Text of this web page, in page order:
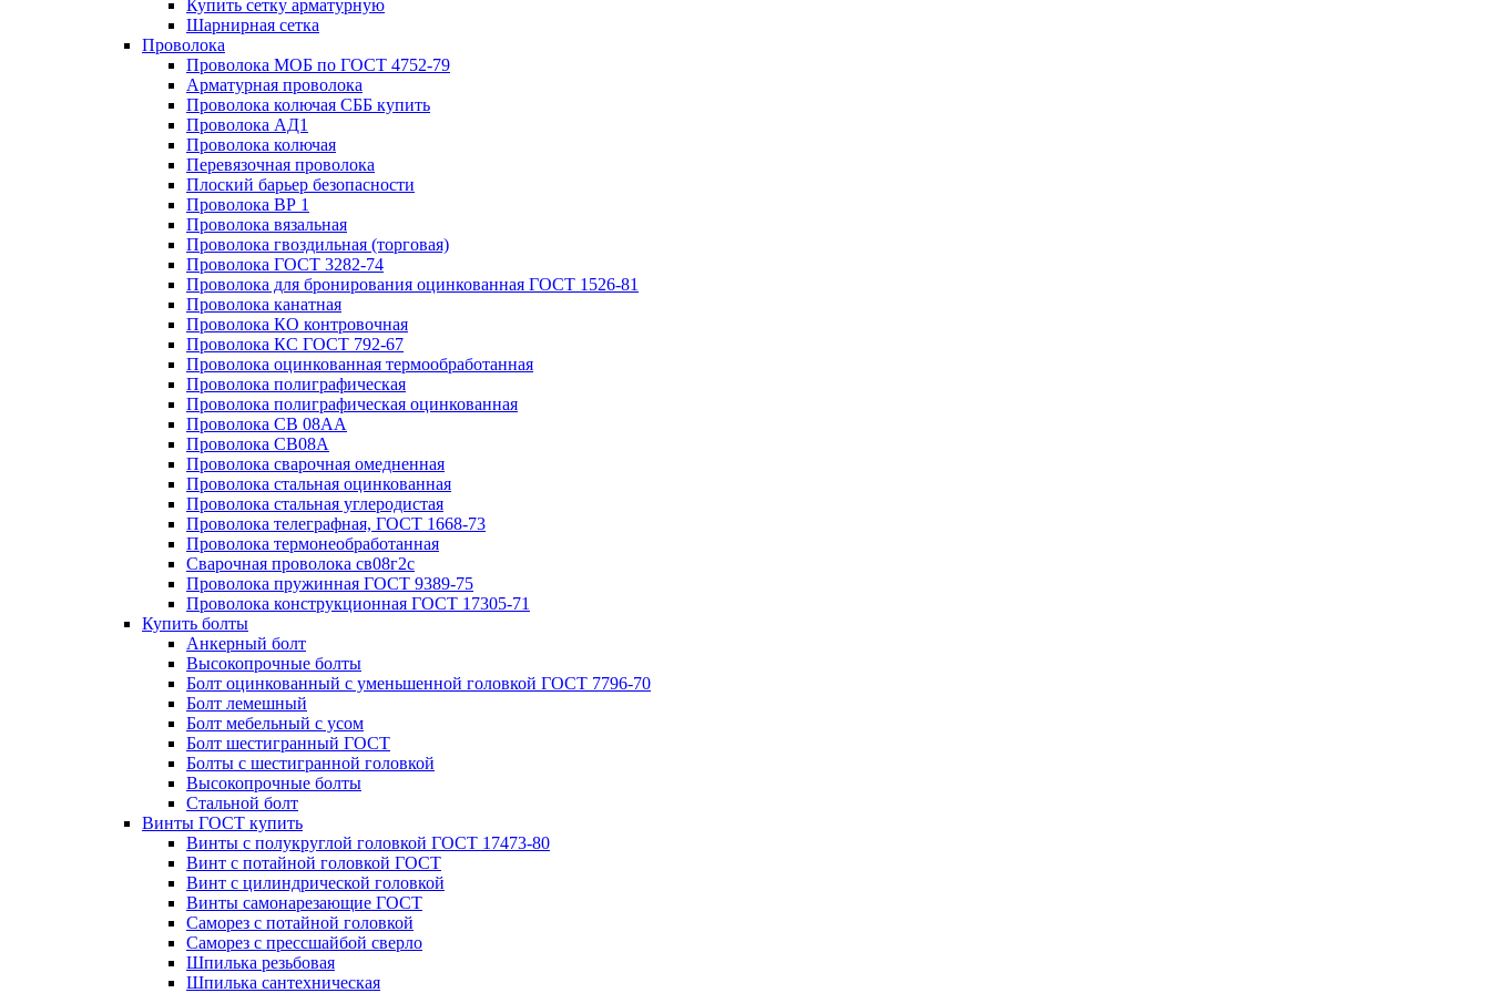
Купить сетку арматурную
Шарнирная сетка
Проволока
Проволока МОБ по ГОСТ 4752-79
Арматурная проволока
Проволока колючая СББ купить
Проволока АД1
Проволока колючая
Перевязочная проволока
Плоский барьер безопасности
Проволока ВР 1
Проволока вязальная
Проволока гвоздильная (торговая)
Проволока ГОСТ 3282-74
Проволока для бронирования оцинкованная ГОСТ 1526-81
Проволока канатная
Проволока КО контровочная
Проволока КС ГОСТ 792-67
Проволока оцинкованная термообработанная
Проволока полиграфическая
Проволока полиграфическая оцинкованная
Проволока СВ 08АА
Проволока СВ08А
Проволока сварочная омедненная
Проволока стальная оцинкованная
Проволока стальная углеродистая
Проволока телеграфная, ГОСТ 1668-73
Проволока термонеобработанная
Сварочная проволока св08г2с
Проволока пружинная ГОСТ 9389-75
Проволока конструкционная ГОСТ 17305-71
Купить болты
Анкерный болт
Высокопрочные болты
Болт оцинкованный с уменьшенной головкой ГОСТ 7796-70
Болт лемешный
Болт мебельный с усом
Болт шестигранный ГОСТ
Болты с шестигранной головкой
Высокопрочные болты
Стальной болт
Винты ГОСТ купить
Винты с полукруглой головкой ГОСТ 17473-80
Винт с потайной головкой ГОСТ
Винт с цилиндрической головкой
Винты самонарезающие ГОСТ
Саморез с потайной головкой
Саморез с прессшайбой сверло
Шпилька резьбовая
Шпилька сантехническая